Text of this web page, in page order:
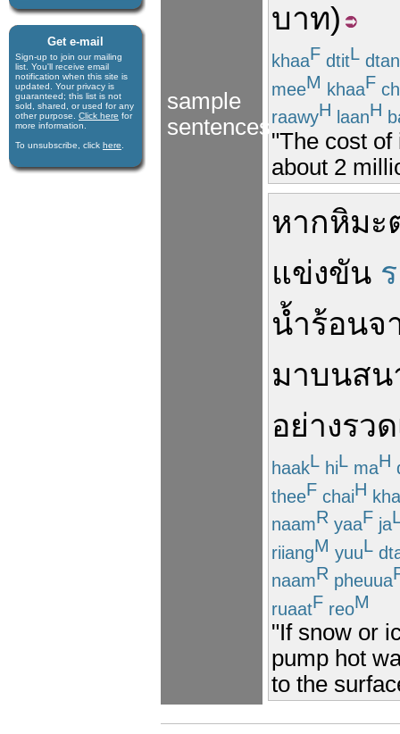
Get e-mail
Sign-up to join our mail­ing
list. You'll receive e­mail
notification when this site is
updated. Your privacy is
guaran­teed; this list is not
sold, shared, or used for any
other purpose. Click here for
more infor­mation.
To unsubscribe, click here
sample
sentences
บาท)
khaaF dtitL
meeM khaaF
raawyH laanH
"The cost
about 2
หากหิมะ
แข่งขัน
น้ำร้อนจ
มาบนสน
อย่างรวด
haakL hiL maH
theeF chaiH
naamR yaaF ja
riiangM yuuL
naamR pheuua
ruaatF reoM
"If snow or
pump hot
to the